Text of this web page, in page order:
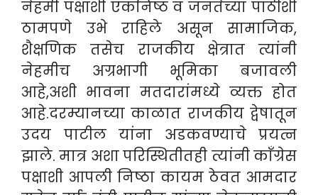
नेहमी पक्षाशी एकनिष्ठ व जनतेच्या पाठीशी
ठामपणे उभे राहिले असून सामाजिक,
शैक्षणिक तसेच राजकीय क्षेत्रात त्यांनी
नेहमीच अग्रभागी भूमिका बजावली
आहे,अशी भावना मतदारांमध्ये व्यक्त होत
आहे.दरम्यानच्या काळात राजकीय द्वेषातून
उदय पाटील यांना अडकवण्याचे प्रयत्न
झाले. मात्र अशा परिस्थितीतही त्यांनी काँग्रेस
पक्षाशी आपली निष्ठा कायम ठेवत आमदार